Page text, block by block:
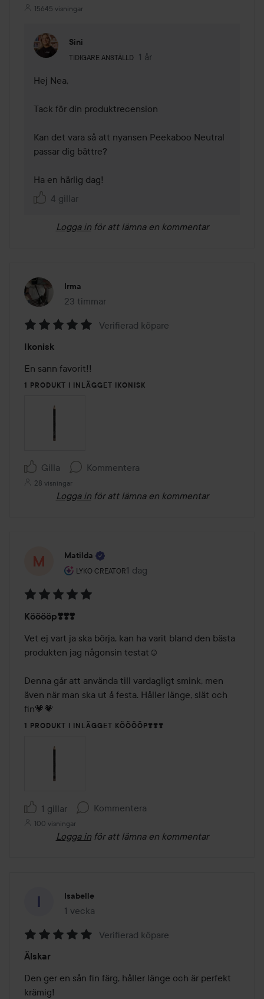
15645 visningar
Sini
TIDIGARE ANSTÄLLD
Användarens roll: Tidigare anställd.
1 år
Kommentaren lades 1 år
Hej Nea,
Tack för din produktrecension
Kan det vara så att nyansen Peekaboo Neutral
passar dig bättre?
4 gillar
Logga in för att lämna en kommentar
Irma
23 timmar
Inlägget skapades 23 timmar
5
av
5
Verifierad köpare
Ikonisk
En sann favorit!!
1 PRODUKT I INLÄGGET IKONISK
Gilla Kommentera
28 visningar
Logga in för att lämna en kommentar
Matilda
LYKO CREATOR
Användarens roll: Lyko Creator.
1 dag
Inlägget skapades 1 dag
5
av
5
Kööööp❣️❣️❣️
Vet ej vart ja ska börja, kan ha varit bland den bästa
produkten jag någonsin testat☺️
Denna går att använda till vardagligt smink, men
även när man ska ut å festa. Håller länge, slät och
fin💗💗
1 PRODUKT I INLÄGGET KÖÖÖÖP❣️❣️❣️
1 gillar Kommentera
100 visningar
Logga in för att lämna en kommentar
Isabelle
1 vecka
Inlägget skapades 1 vecka
5
av
5
Verifierad köpare
Älskar
Den ger en sån fin färg, håller länge och är perfekt
krämig!